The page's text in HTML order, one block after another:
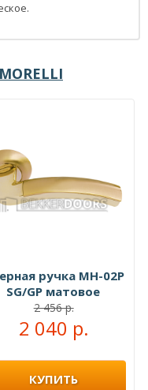
ручка MH-02P
SG/GP матовое
золото/золото
2 456 р.
2 040 р.
КУПИТЬ